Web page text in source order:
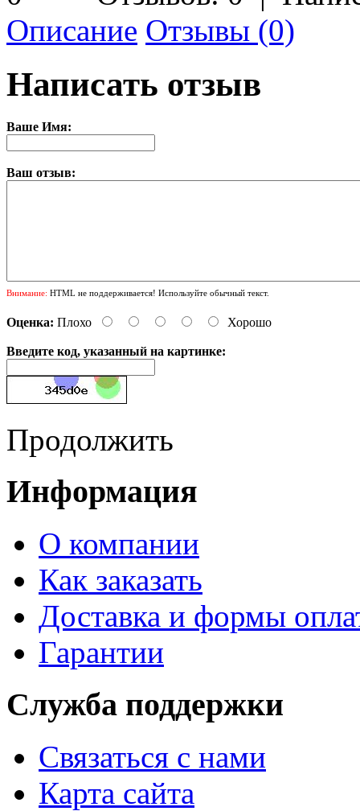
Описание Отзывы (0)
Написать отзыв
Ваше Имя:
Ваш отзыв:
Внимание: HTML не поддерживается! Используйте обычный текст.
Оценка: Плохо Хорошо
Введите код, указанный на картинке:
Продолжить
Информация
О компании
Как заказать
Доставка и формы
Гарантии
Служба поддержки
Связаться с нами
Карта сайта